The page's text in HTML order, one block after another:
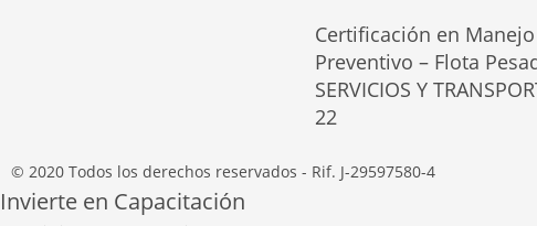
Certificación en
Preventivo – Flota
SERVICIOS Y
22
© 2020 Todos los derechos reservados - Rif. J-29597580-4
Invierte en Capacitación